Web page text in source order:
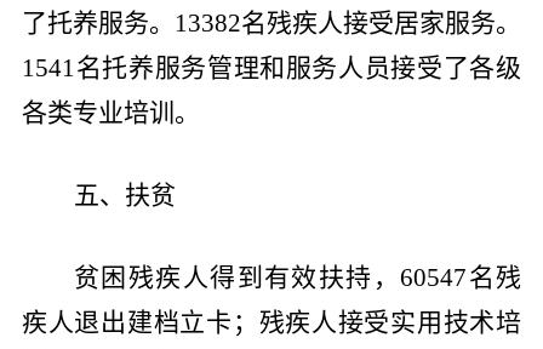
了托养服务。 13382名残疾人接受居家服务。
1541名托养服务管理和服务人员接受了各级
各类专业培训。
五、扶贫
贫困残疾人得到有效扶持， 60547名残
疾人退出建档立卡；残疾人接受实用技术培